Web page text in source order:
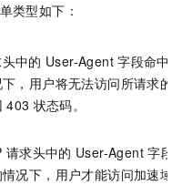
类型如下：
中的 User-Agent 字段命中
，用户将无法访问所请求的
403 状态码。
请求头中的 User-Agent 字段
况下，用户才能访问加速域